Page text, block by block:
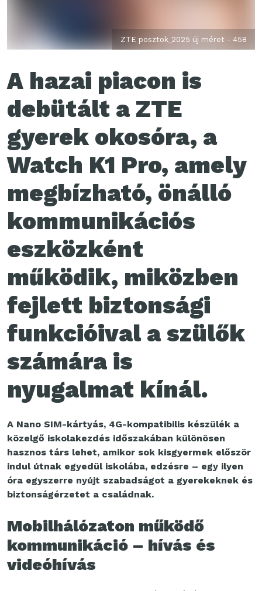
ZTE posztok_2025 új méret - 458
A hazai piacon is
debütált a ZTE
gyerek okosóra, a
Watch K1 Pro, amely
megbízható, önálló
kommunikációs
eszközként
működik, miközben
fejlett biztonsági
funkcióival a szülők
számára is
nyugalmat kínál.
A Nano SIM-kártyás, 4G-kompatibilis készülék a
közelgő iskolakezdés időszakában különösen
hasznos társ lehet, amikor sok kisgyermek először
indul útnak egyedül iskolába, edzésre – egy ilyen
óra egyszerre nyújt szabadságot a gyerekeknek és
biztonságérzetet a családnak.
Mobilhálózaton működő
kommunikáció – hívás és
videóhívás